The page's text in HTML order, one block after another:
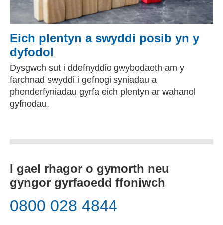
Eich plentyn a swyddi posib yn y
dyfodol
Dysgwch sut i ddefnyddio gwybodaeth am y
farchnad swyddi i gefnogi syniadau a
phenderfyniadau gyrfa eich plentyn ar wahanol
gyfnodau.
I gael rhagor o gymorth neu
gyngor gyrfaoedd ffoniwch
0800 028 4844